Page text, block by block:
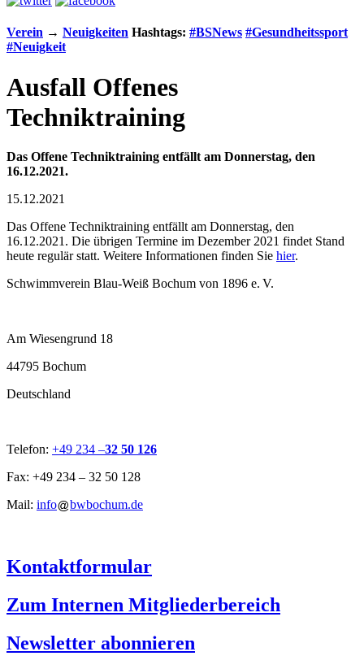
Verein → Neuigkeiten Hashtags: #BSNews #Gesundheitssport
#Neuigkeit
Ausfall Offenes
Techniktraining
Das Offene Techniktraining entfällt am Donnerstag, den
16.12.2021.
15.12.2021
Das Offene Techniktraining entfällt am Donnerstag, den
16.12.2021. Die übrigen Termine im Dezember 2021 findet Stand
heute regulär statt. Weitere Informationen finden Sie hier.
Schwimmverein Blau-Weiß Bochum von 1896 e. V.
Am Wiesengrund 18
44795 Bochum
Deutschland
Telefon: +49 234 –32 50 126
Fax: +49 234 – 32 50 128
Mail: info bwbochum.de
Kontaktformular
Zum Internen Mitgliederbereich
Newsletter abonnieren